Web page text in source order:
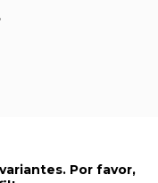
Por favor,